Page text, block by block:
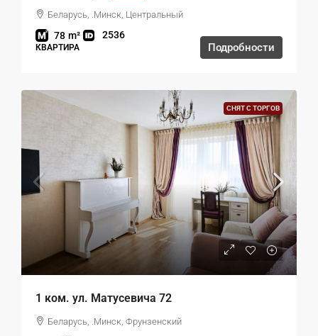
Беларусь, .Минск, Центральный
78 m² 2536
КВАРТИРА Подробности
СНЯТ С ТОРГОВ
1 ком. ул. Матусевича 72
Беларусь, .Минск, Фрунзенский